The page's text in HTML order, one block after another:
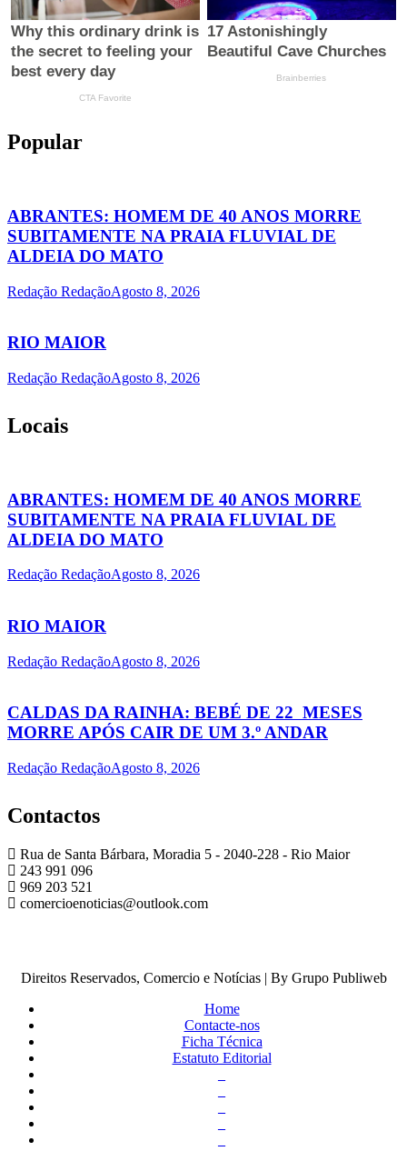
Popular
ABRANTES: HOMEM DE 40 ANOS MORRE
SUBITAMENTE NA PRAIA FLUVIAL DE
ALDEIA DO MATO
Redação RedaçãoAgosto 8, 2026
RIO MAIOR
Redação RedaçãoAgosto 8, 2026
Locais
ABRANTES: HOMEM DE 40 ANOS MORRE
SUBITAMENTE NA PRAIA FLUVIAL DE
ALDEIA DO MATO
Redação RedaçãoAgosto 8, 2026
RIO MAIOR
Redação RedaçãoAgosto 8, 2026
CALDAS DA RAINHA: BEBÉ DE 22 MESES
MORRE APÓS CAIR DE UM 3.º ANDAR
Redação RedaçãoAgosto 8, 2026
Contactos
Rua de Santa Bárbara, Moradia 5 - 2040-228 - Rio Maior
243 991 096
969 203 521
comercioenoticias@outlook.com
Direitos Reservados, Comercio e Notícias | By Grupo Publiweb
Home
Contacte-nos
Ficha Técnica
Estatuto Editorial